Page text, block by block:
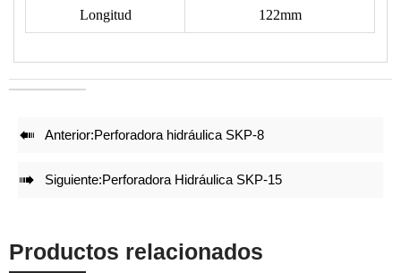
Longitud 122mm
• Longitud:122mm
 Anterior:Perforadora hidráulica SKP-8
 Siguiente:Perforadora Hidráulica SKP-15
Productos relacionados